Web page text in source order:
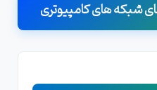
شبکه های کامپیوتری